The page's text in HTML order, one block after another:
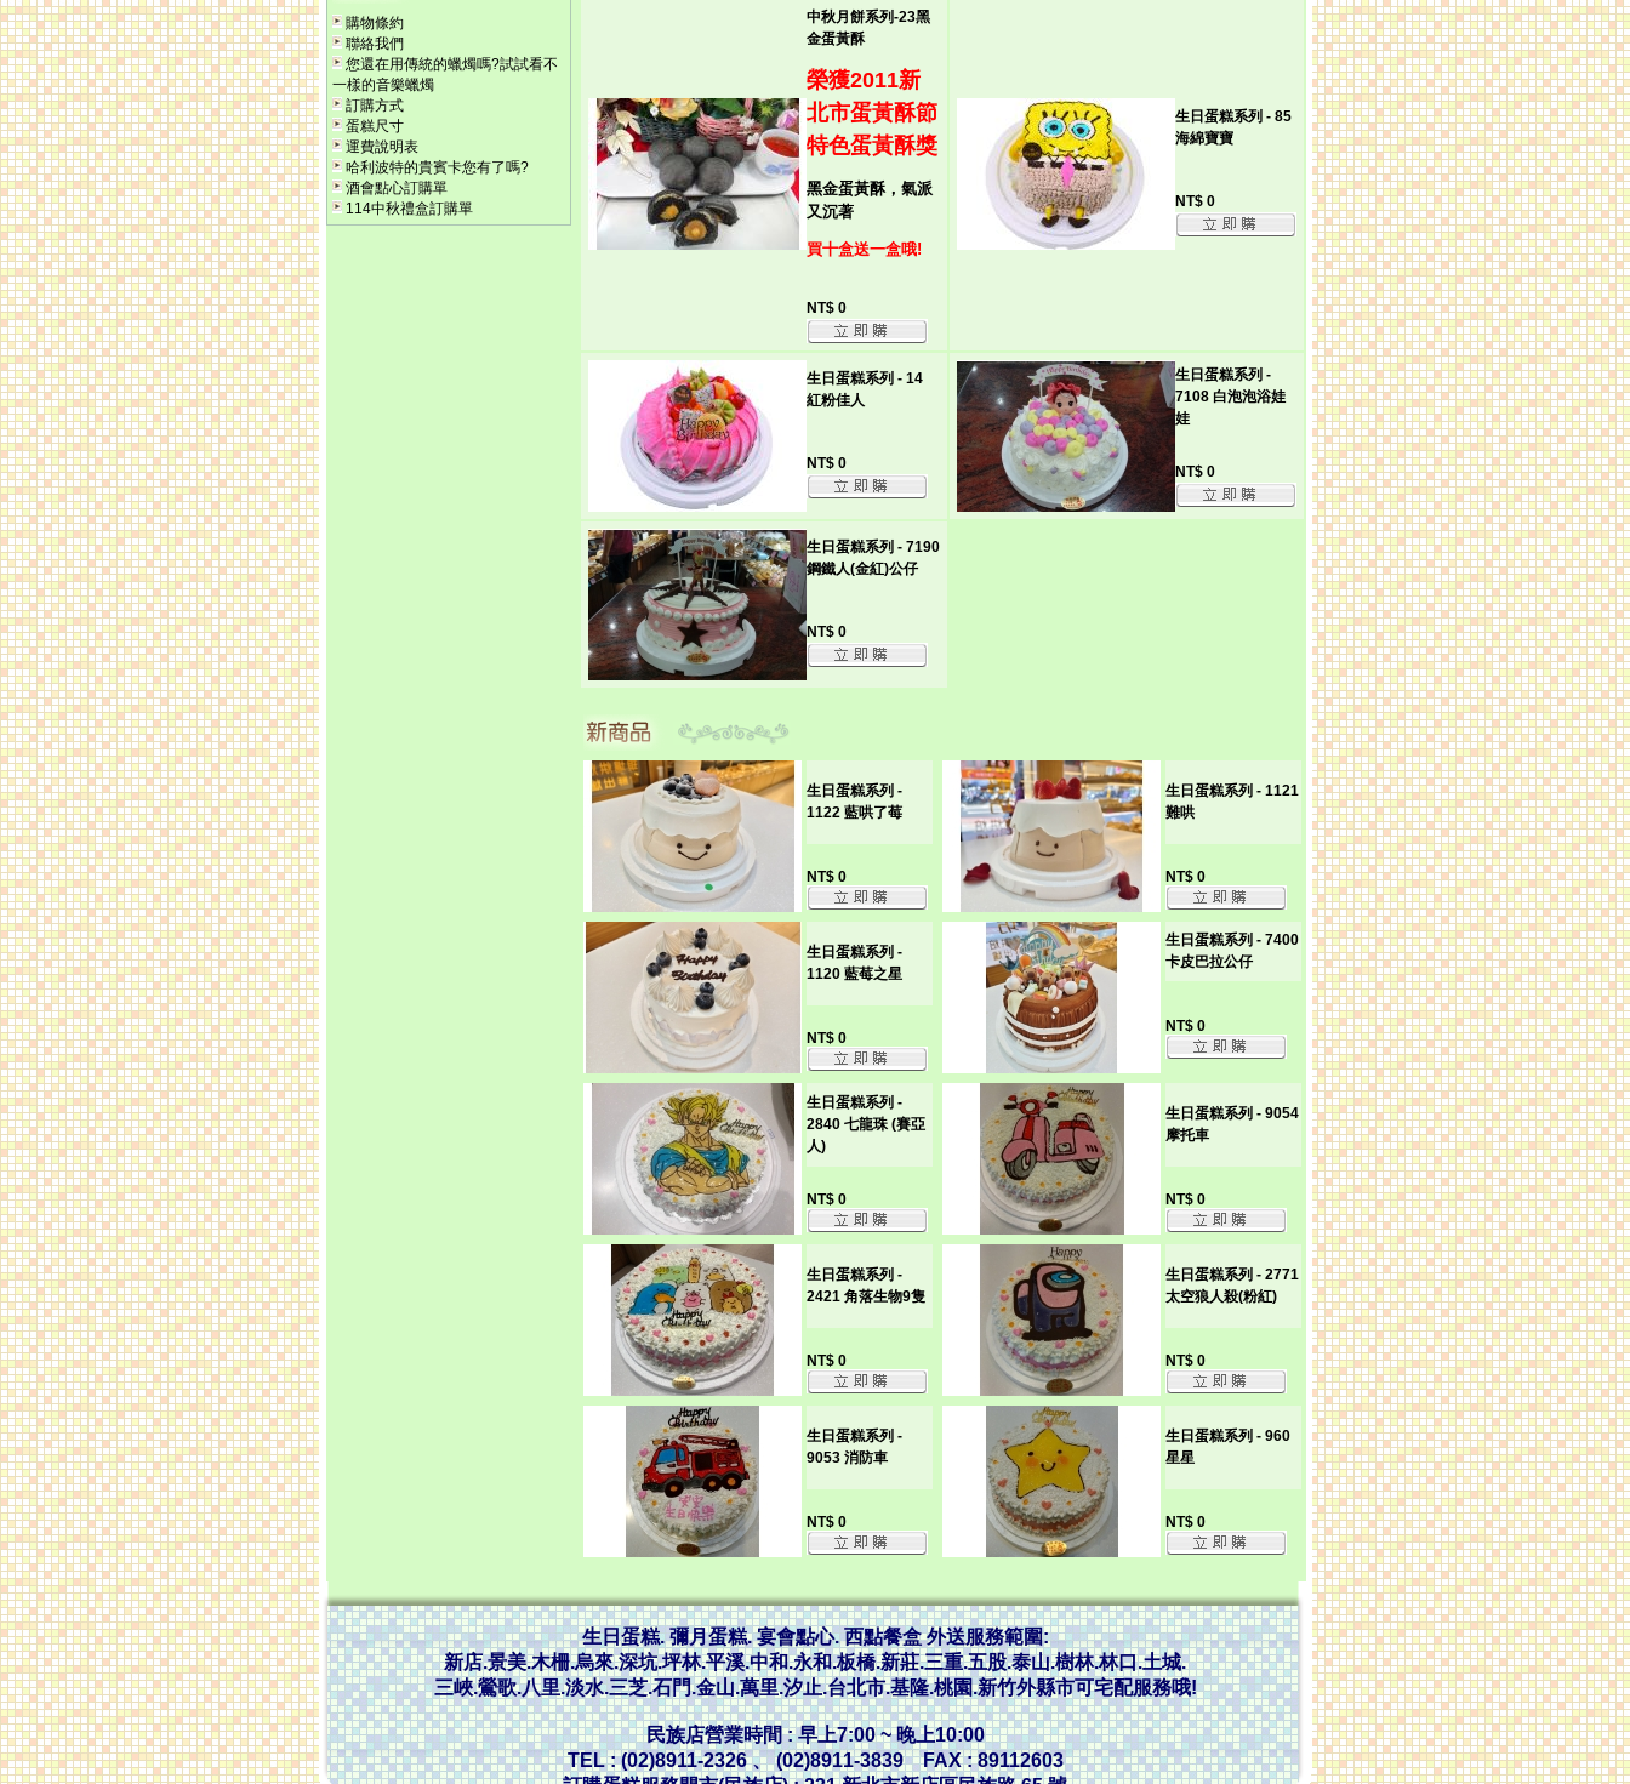
購物條約
聯絡我們
您還在用傳統的蠟燭嗎?試試看不
一樣的音樂蠟燭
訂購方式
蛋糕尺寸
運費說明表
哈利波特的貴賓卡您有了嗎?
酒會點心訂購單
114中秋禮盒訂購單
中秋月餅系列-23黑
金蛋黃酥
榮獲2011新
北市蛋黃酥節
特色蛋黃酥獎
黑金蛋黃酥，氣派
又沉著
買十盒送一盒哦!
NT$ 0
生日蛋糕系列 - 85
海綿寶寶
NT$ 0
生日蛋糕系列 - 14
紅粉佳人
NT$ 0
生日蛋糕系列 -
7108 白泡泡浴娃
娃
NT$ 0
生日蛋糕系列 - 7190
鋼鐵人(金紅)公仔
NT$ 0
生日蛋糕系列 -
1122 藍哄了莓
NT$ 0
生日蛋糕系列 - 1121
難哄
NT$ 0
生日蛋糕系列 -
1120 藍莓之星
NT$ 0
生日蛋糕系列 - 7400
卡皮巴拉公仔
NT$ 0
生日蛋糕系列 -
2840 七龍珠 (賽亞
人)
NT$ 0
生日蛋糕系列 - 9054
摩托車
NT$ 0
生日蛋糕系列 -
2421 角落生物9隻
NT$ 0
生日蛋糕系列 - 2771
太空狼人殺(粉紅)
NT$ 0
生日蛋糕系列 -
9053 消防車
NT$ 0
生日蛋糕系列 - 960
星星
NT$ 0
生日蛋糕. 彌月蛋糕. 宴會點心. 西點餐盒 外送服務範圍:
新店.景美.木柵.烏來.深坑.坪林.平溪.中和.永和.板橋.新莊.三重.五股.泰山.樹林.林口.土城.
三峽.鶯歌.八里.淡水.三芝.石門.金山.萬里.汐止.台北市.基隆.桃園.新竹外縣市可宅配服務哦!
民族店營業時間 : 早上7:00 ~ 晚上10:00
TEL : (02)8911-2326 、 (02)8911-3839 FAX : 89112603